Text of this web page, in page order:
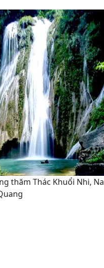
thăm Thác Khuổi Nhi, Na